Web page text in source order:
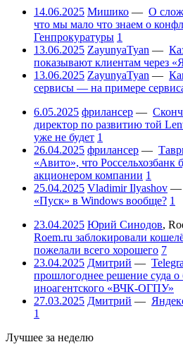
14.06.2025 Мишико — О
что мы мало что знаем о
Генпрокуратуры 1
13.06.2025 ZayunyaTyan —
показывают клиентам через
13.06.2025 ZayunyaTyan —
сервисы — на примере
6.05.2025 фрилансер —
директор по развитию той
уже не будет 1
26.04.2025 фрилансер —
«Авито», что
акционером компании 1
25.04.2025 Vladimir Ilyashov —
«Пуск» в Windows вообще? 1
23.04.2025 Юрий Синодов,
Roem.ru заблокировали
пожелали всего хорошего 7
23.04.2025 Дмитрий —
прошлогоднее решение суда о
иноагентского «ВЧК-ОГПУ»
27.03.2025 Дмитрий —
1
Лучшее за неделю